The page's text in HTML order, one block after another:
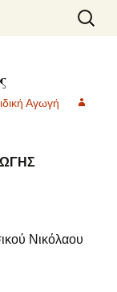
για:
Αγωγή
Νικόλαου